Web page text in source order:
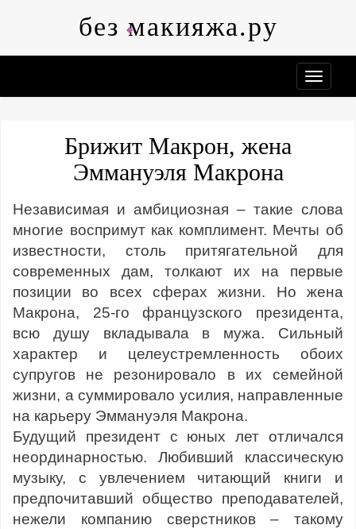
без макияжа.ру
Брижит Макрон, жена
Эммануэля Макрона
Независимая и амбициозная – такие слова
многие воспримут как комплимент. Мечты об
известности, столь притягательной для
современных дам, толкают их на первые
позиции во всех сферах жизни. Но жена
Макрона, 25-го французского президента,
всю душу вкладывала в мужа. Сильный
характер и целеустремленность обоих
супругов не резонировало в их семейной
жизни, а суммировало усилия, направленные
на карьеру Эммануэля Макрона.
Будущий президент с юных лет отличался
неординарностью. Любивший классическую
музыку, с увлечением читающий книги и
предпочитавший общество преподавателей,
нежели компанию сверстников – такому